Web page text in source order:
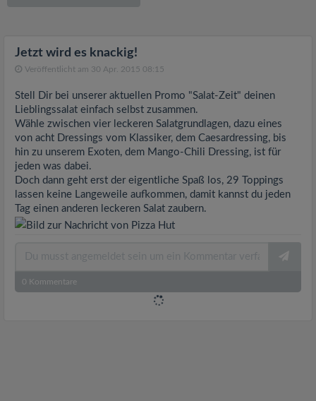
Jetzt wird es knackig!
Veröffentlicht am 30 Apr. 2015 08:15
Stell Dir bei unserer aktuellen Promo "Salat-Zeit" deinen
Lieblingssalat einfach selbst zusammen.
Wähle zwischen vier leckeren Salatgrundlagen, dazu eines
von acht Dressings vom Klassiker, dem Caesardressing, bis
hin zu unserem Exoten, dem Mango-Chili Dressing, ist für
jeden was dabei.
Doch dann geht erst der eigentliche Spaß los, 29 Toppings
lassen keine Langeweile aufkommen, damit kannst du jeden
Tag einen anderen leckeren Salat zaubern.
0 Kommentare
a
t
i
o